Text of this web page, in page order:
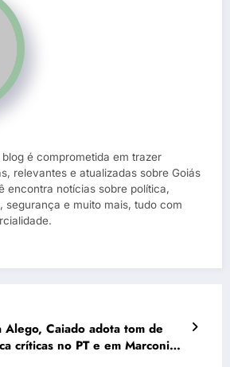
é comprometida em trazer
relevantes e atualizadas sobre Goiás
encontra notícias sobre política,
segurança e muito mais, tudo com
Alego, Caiado adota tom de
críticas no PT e em Marconi